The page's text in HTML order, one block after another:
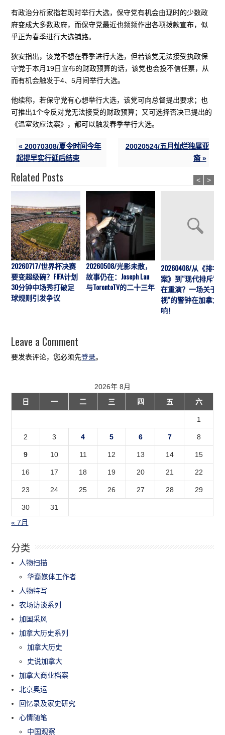
有政治分析家指若现时举行大选，保守党有机会由现时的少数政
府变成大多数政府，而保守党最近也频频作出各项拨款宣布，似
乎正为春季进行大选铺路。
狄安指出，该党不想在春季进行大选，但若该党无法接受执政保
守党于本月19日宣布的财政预算的话，该党也会投不信任票，从
而有机会触发于4、5月间举行大选。
他续称，若保守党有心想举行大选，该党可向总督提出要求；也
可推出1个令反对党无法接受的财政预算；又可选择否决已提出的
《温室效应法案》，都可以触发春季举行大选。
« 20070308/夏令时间今年
起提早实行延后结束
20020524/五月灿烂独属亚
裔 »
Related Posts
20260717/世界杯决赛
要变超级碗？FIFA计划
30分钟中场秀打破足
球规则引发争议
20260508/光影未散，
故事仍在：Joseph Lau
与TorontoTV的二十三年
20260408/从《排华
案》到“现代排斥”历
在重演？一场关于“
视”的警钟在加拿大
响！
< >
Leave a Comment
要发表评论，您必须先登录。
2026年 8月
日
一 二 三 四 五 六
1
2 3 4 5 6 7 8
9 10 11 12 13 14 15
16 17 18 19 20 21 22
23 24 25 26 27 28 29
30
31
« 7月
分类
人物扫描
华裔媒体工作者
人物特写
农场访谈系列
加国采风
加拿大历史系列
加拿大历史
史说加拿大
加拿大商业档案
北京奥运
回忆录及家史研究
心情随笔
中国观察